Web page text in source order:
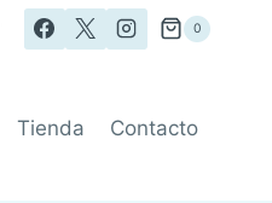
0
Tienda Contacto